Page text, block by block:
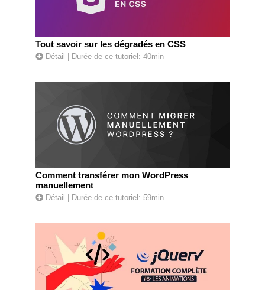
Tout savoir sur les dégradés en CSS
Détail | Durée de ce tutoriel: 40min
Comment transférer mon WordPress
manuellement
Détail | Durée de ce tutoriel: 59min